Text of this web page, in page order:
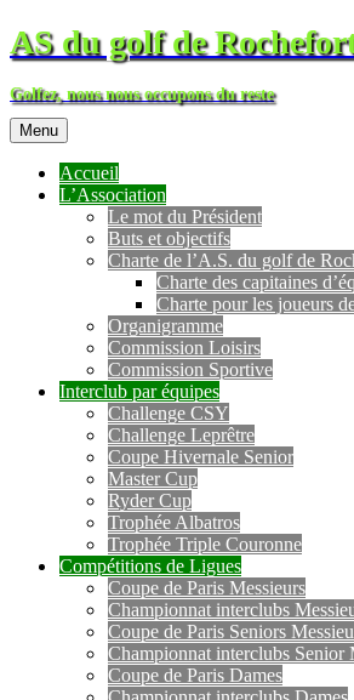
AS du golf de
Golfez, nous nous occupons du reste
Menu
Accueil
L’Association
Le mot du Président
Buts et objectifs
Charte de l’A.S. du golf de
Charte des capitaines
Charte pour les joueurs
Organigramme
Commission Loisirs
Commission Sportive
Interclub par équipes
Challenge CSY
Challenge Leprêtre
Coupe Hivernale Senior
Master Cup
Ryder Cup
Trophée Albatros
Trophée Triple Couronne
Compétitions de Ligues
Coupe de Paris Messieurs
Championnat interclubs
Coupe de Paris Seniors
Championnat interclubs Senior
Coupe de Paris Dames